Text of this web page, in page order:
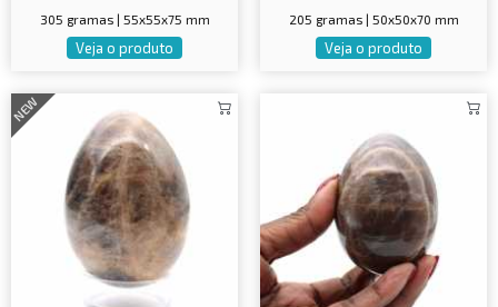
305 gramas | 55x55x75 mm
Veja o produto
205 gramas | 50x50x70 mm
Veja o produto
NEW